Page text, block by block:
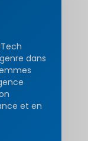
dans
et en